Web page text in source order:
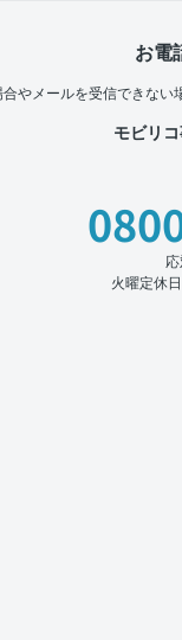
お電
やメールを受信できない
モビリ
火曜定休